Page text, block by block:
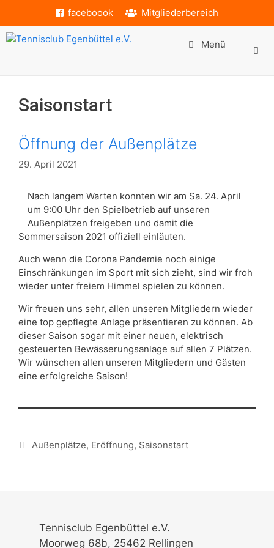
springen
faceboook Mitgliederbereich
Menü
Saisonstart
Öffnung der Außenplätze
29. April 2021
Nach langem Warten konnten wir am Sa. 24. April
um 9:00 Uhr den Spielbetrieb auf unseren
Außenplätzen freigeben und damit die
Sommersaison 2021 offiziell einläuten.
Auch wenn die Corona Pandemie noch einige
Einschränkungen im Sport mit sich zieht, sind wir froh
wieder unter freiem Himmel spielen zu können.
Wir freuen uns sehr, allen unseren Mitgliedern wieder
eine top gepflegte Anlage präsentieren zu können. Ab
dieser Saison sogar mit einer neuen, elektrisch
gesteuerten Bewässerungsanlage auf allen 7 Plätzen.
Wir wünschen allen unseren Mitgliedern und Gästen
eine erfolgreiche Saison!
Schlagwörter
Außenplätze, Eröffnung, Saisonstart
Tennisclub Egenbüttel e.V.
Moorweg 68b, 25462 Rellingen